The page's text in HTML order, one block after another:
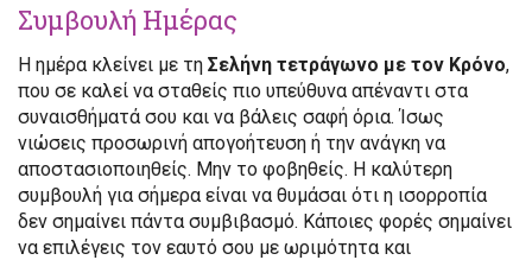
Συμβουλή Ημέρας
Η ημέρα κλείνει με τη Σελήνη τετράγωνο με τον Κρόνο,
που σε καλεί να σταθείς πιο υπεύθυνα απέναντι στα
συναισθήματά σου και να βάλεις σαφή όρια. Ίσως
νιώσεις προσωρινή απογοήτευση ή την ανάγκη να
αποστασιοποιηθείς. Μην το φοβηθείς. Η καλύτερη
συμβουλή για σήμερα είναι να θυμάσαι ότι η ισορροπία
δεν σημαίνει πάντα συμβιβασμό. Κάποιες φορές σημαίνει
να επιλέγεις τον εαυτό σου με ωριμότητα και